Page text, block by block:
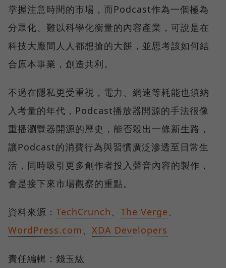
掌握注意時間的市場，而Podcast作為一個極為
分眾化、難以科學化衡量的內容產業，可說是在
科技大廠間人人都想搶的大餅，並思考該如何結
合原本事業，創造共利。
不過在隱私更受重視，電力、網速等耗能也須納
入考量的年代，Podcast播放器開源的手法很像
重播瀏覽器開源的歷史，能否殺出一條新生路，
讓Podcast的消費行為與習慣廣泛滲透至日常生
活，同時吸引更多創作者投入聲音內容的製作，
會是接下來市場觀察的重點。
資料來源： TechCrunch、 The Verge、
WordPress.com、 XDA Developers
責任編輯：錢玉紘